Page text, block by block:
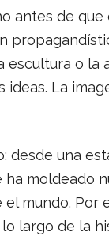
antes de
escultura o
La
una
moldeado
mundo. Por
largo de la